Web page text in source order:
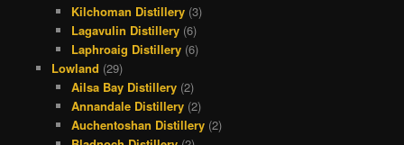
Kilchoman Distillery (3)
Lagavulin Distillery (6)
Laphroaig Distillery (6)
Lowland (29)
Ailsa Bay Distillery (2)
Annandale Distillery (2)
Auchentoshan Distillery (2)